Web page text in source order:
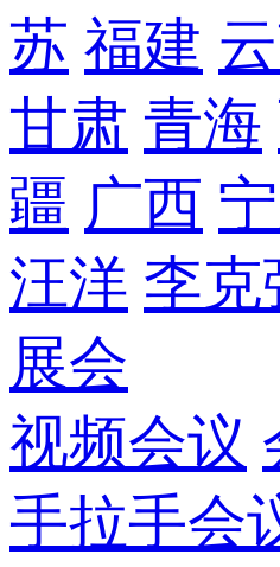
苏 福建
甘肃 青海
疆 广西
汪洋 李克
展会
视频会议
手拉手会